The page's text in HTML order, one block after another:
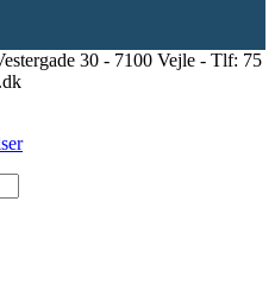
30 - 7100 Vejle - Tlf: 75